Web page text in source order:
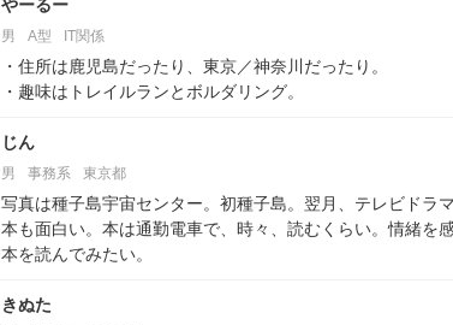
やーるー
男 A型 IT関係
・住所は鹿児島だったり、東京／神奈川だったり。
・趣味はトレイルランとボルダリング。
じん
男 事務系 東京都
写真は種子島宇宙センター。初種子島。翌月、テレビドラ
本も面白い。本は通勤電車で、時々、読むくらい。情緒を
本を読んでみたい。
きぬた